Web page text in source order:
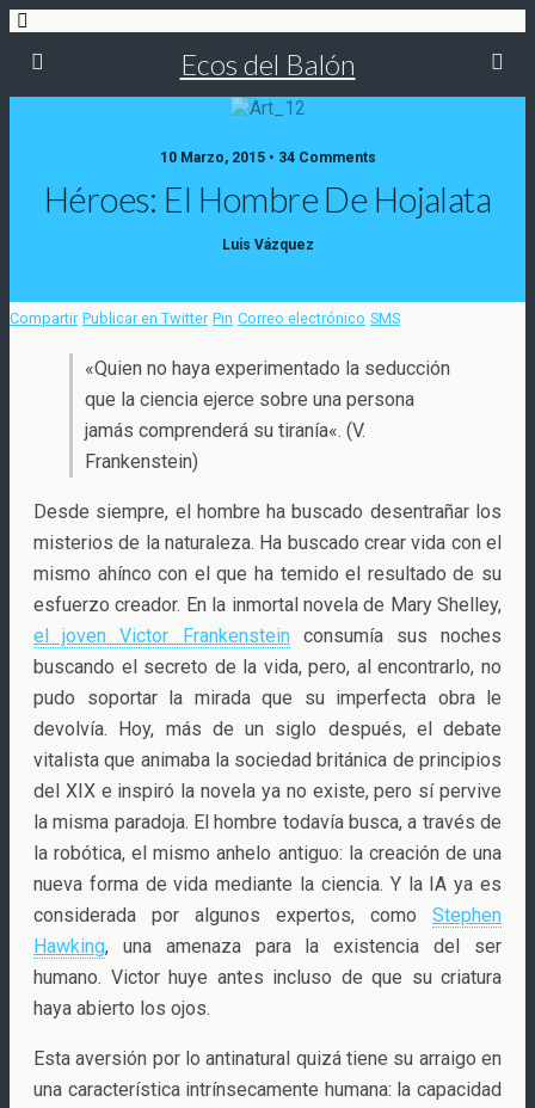
Ecos del Balón
10 Marzo, 2015 • 34 Comments
Héroes: El Hombre De Hojalata
Luis Vázquez
Compartir Publicar en Twitter Pin Correo electrónico SMS
«Quien no haya experimentado la seducción
que la ciencia ejerce sobre una persona
jamás comprenderá su tiranía«. (V.
Frankenstein)
Desde siempre, el hombre ha buscado desentrañar los
misterios de la naturaleza. Ha buscado crear vida con el
mismo ahínco con el que ha temido el resultado de su
esfuerzo creador. En la inmortal novela de Mary Shelley,
el joven Victor Frankensteinconsumía sus noches
buscando el secreto de la vida, pero, al encontrarlo, no
pudo soportar la mirada que su imperfecta obra le
devolvía. Hoy, más de un siglo después, el debate
vitalista que animaba la sociedad británica de principios
del XIX e inspiró la novela ya no existe, pero sí pervive
la misma paradoja. El hombre todavía busca, a través de
la robótica, el mismo anhelo antiguo: la creación de una
nueva forma de vida mediante la ciencia. Y la IA ya es
considerada por algunos expertos, como Stephen
Hawking, una amenaza para la existencia del ser
humano. Victor huye antes incluso de que su criatura
haya abierto los ojos.
Esta aversión por lo antinatural quizá tiene su arraigo en
una característica intrínsecamente humana: la capacidad